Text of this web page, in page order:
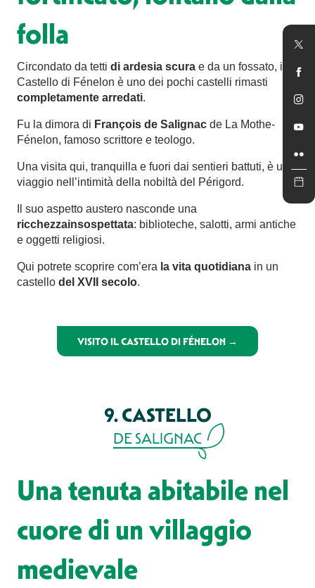
folla
Circondato da tetti di ardesia scura e da un fossato, il
Castello di Fénelon è uno dei pochi castelli rimasti
completamente arredati.
Fu la dimora di François de Salignac de La Mothe-
Fénelon, famoso scrittore e teologo.
Una visita qui, tranquilla e fuori dai sentieri battuti, è un
viaggio nell’intimità della nobiltà del Périgord.
Il suo aspetto austero nasconde una
ricchezzainsospettata: biblioteche, salotti, armi antiche
e oggetti religiosi.
Qui potrete scoprire com’era la vita quotidiana in un
castello del XVII secolo.
VISITO IL CASTELLO DI FÉNELON →
9. CASTELLO
DE SALIGNAC
Una tenuta abitabile nel
cuore di un villaggio
medievale